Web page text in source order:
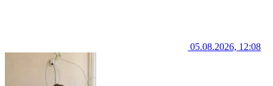
05.08.2026, 12:08